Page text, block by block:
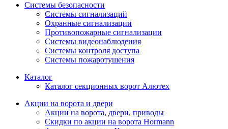
Системы безопасности
Системы сигнализаций
Охранные сигнализации
Противопожарные сигнализации
Системы видеонаблюдения
Системы контроля доступа
Системы пожаротушения
Каталог
Каталог секционных ворот Алютех
Акции на ворота и двери
Акции на ворота, двери, приводы
Скидки по акции на ворота Hormann